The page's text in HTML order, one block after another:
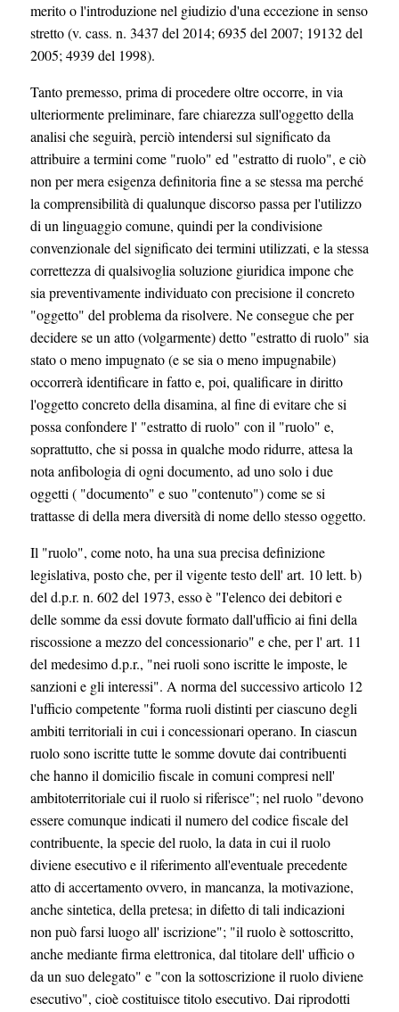
merito o l'introduzione nel giudizio d'una eccezione in senso
stretto (v. cass. n. 3437 del 2014; 6935 del 2007; 19132 del
2005; 4939 del 1998).
Tanto premesso, prima di procedere oltre occorre, in via
ulteriormente preliminare, fare chiarezza sull'oggetto della
analisi che seguirà, perciò intendersi sul significato da
attribuire a termini come "ruolo" ed "estratto di ruolo", e ciò
non per mera esigenza definitoria fine a se stessa ma perché
la comprensibilità di qualunque discorso passa per l'utilizzo
di un linguaggio comune, quindi per la condivisione
convenzionale del significato dei termini utilizzati, e la stessa
correttezza di qualsivoglia soluzione giuridica impone che
sia preventivamente individuato con precisione il concreto
"oggetto" del problema da risolvere. Ne consegue che per
decidere se un atto (volgarmente) detto "estratto di ruolo" sia
stato o meno impugnato (e se sia o meno impugnabile)
occorrerà identificare in fatto e, poi, qualificare in diritto
l'oggetto concreto della disamina, al fine di evitare che si
possa confondere l' "estratto di ruolo" con il "ruolo" e,
soprattutto, che si possa in qualche modo ridurre, attesa la
nota anfibologia di ogni documento, ad uno solo i due
oggetti ( "documento" e suo "contenuto") come se si
trattasse di della mera diversità di nome dello stesso oggetto.
Il "ruolo", come noto, ha una sua precisa definizione
legislativa, posto che, per il vigente testo dell' art. 10 lett. b)
del d.p.r. n. 602 del 1973, esso è "I'elenco dei debitori e
delle somme da essi dovute formato dall'ufficio ai fini della
riscossione a mezzo del concessionario" e che, per l' art. 11
del medesimo d.p.r., "nei ruoli sono iscritte le imposte, le
sanzioni e gli interessi". A norma del successivo articolo 12
l'ufficio competente "forma ruoli distinti per ciascuno degli
ambiti territoriali in cui i concessionari operano. In ciascun
ruolo sono iscritte tutte le somme dovute dai contribuenti
che hanno il domicilio fiscale in comuni compresi nell'
ambitoterritoriale cui il ruolo si riferisce"; nel ruolo "devono
essere comunque indicati il numero del codice fiscale del
contribuente, la specie del ruolo, la data in cui il ruolo
diviene esecutivo e il riferimento all'eventuale precedente
atto di accertamento ovvero, in mancanza, la motivazione,
anche sintetica, della pretesa; in difetto di tali indicazioni
non può farsi luogo all' iscrizione"; "il ruolo è sottoscritto,
anche mediante firma elettronica, dal titolare dell' ufficio o
da un suo delegato" e "con la sottoscrizione il ruolo diviene
esecutivo", cioè costituisce titolo esecutivo. Dai riprodotti